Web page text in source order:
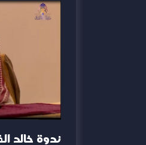
ندوة خالد